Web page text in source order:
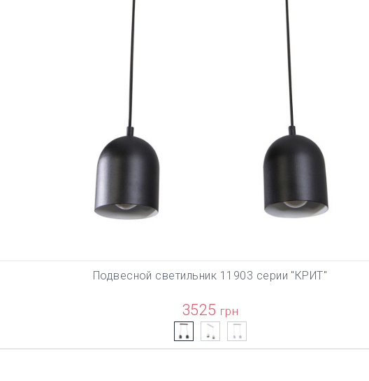
В КОРЗИНУ
Подвесной светильник 11903 серии "КРИТ"
3525 грн